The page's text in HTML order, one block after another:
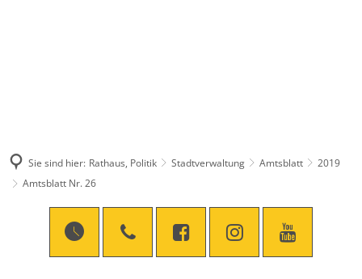
Sie sind hier: Rathaus, Politik Stadtverwaltung Amtsblatt
2019
Amtsblatt Nr. 26